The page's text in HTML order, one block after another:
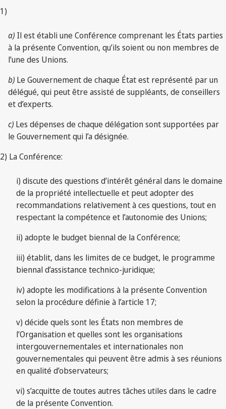
1)
a) Il est établi une Conférence comprenant les États parties
à la présente Convention, qu’ils soient ou non membres de
l’une des Unions.
b) Le Gouvernement de chaque État est représenté par un
délégué, qui peut être assisté de suppléants, de conseillers
et d’experts.
c) Les dépenses de chaque délégation sont supportées par
le Gouvernement qui l’a désignée.
2) La Conférence:
i) discute des questions d’intérêt général dans le domaine
de la propriété intellectuelle et peut adopter des
recommandations relativement à ces questions, tout en
respectant la compétence et l’autonomie des Unions;
ii) adopte le budget biennal de la Conférence;
iii) établit, dans les limites de ce budget, le programme
biennal d’assistance technico-juridique;
iv) adopte les modifications à la présente Convention
selon la procédure définie à l’article 17;
v) décide quels sont les États non membres de
l’Organisation et quelles sont les organisations
intergouvernementales et internationales non
gouvernementales qui peuvent être admis à ses réunions
en qualité d’observateurs;
vi) s’acquitte de toutes autres tâches utiles dans le cadre
de la présente Convention.